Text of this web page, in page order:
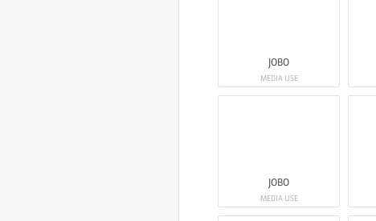
JOBO
MEDIA USE
JOBO
MEDIA USE